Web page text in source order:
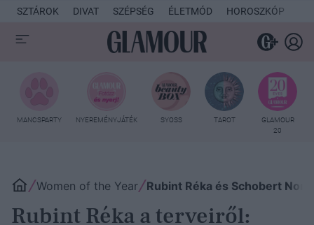
SZTÁROK DIVAT SZÉPSÉG ÉLETMÓD HOROSZKÓP
MANCSPARTY NYEREMÉNYJÁTÉK SYOSS TAROT
GLAMOUR
20
Women of the Year Rubint Réka és Schobert
Rubint Réka a terveiről: